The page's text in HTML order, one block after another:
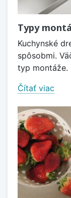
Typy
Kuchynské
spôsobmi.
typ montáže.
Čítať viac